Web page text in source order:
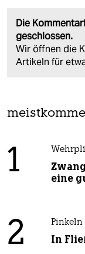
Die
geschlossen.
Wir öffnen die
Artikeln für
1
eine
2 Pinkeln
In